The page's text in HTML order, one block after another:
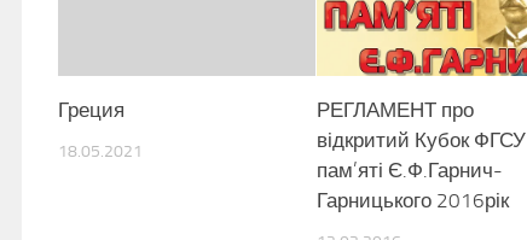
Греция
18.05.2021
РЕГЛАМЕНТ про
відкритий Кубок ФГСУ
пам’яті Є.Ф.Гарнич-
Гарницького 2016рік